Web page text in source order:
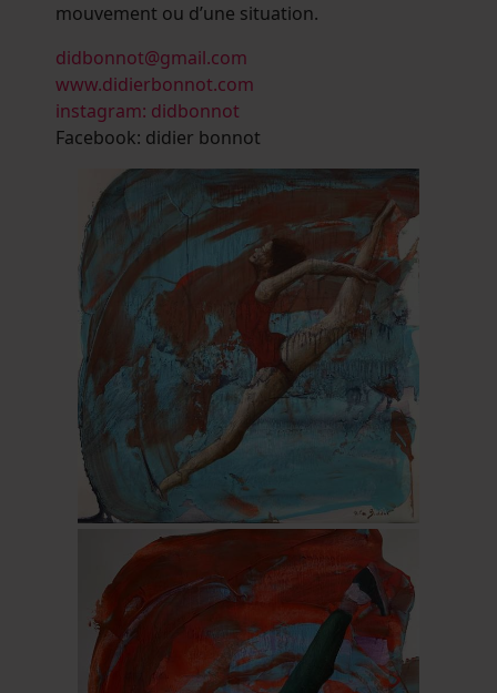
mouvement ou d’une situation.
didbonnot@gmail.com
www.didierbonnot.com
instagram: didbonnot
Facebook: didier bonnot